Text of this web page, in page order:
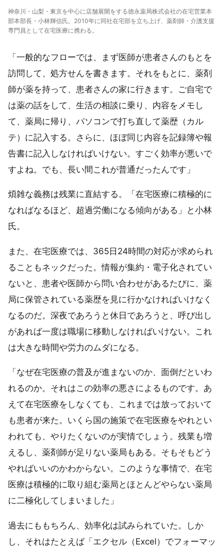
神奈川・山梨・東京を中心に店舗展開をする徳永薬局株式会社の在宅営業本
部本部長・小林輝信氏。2010年に同社在宅部を立ち上げ、薬剤師・介護支援
専門員として在宅医療に携わる。
「一般的なフローでは、まず医師が患者さんのもとを
訪問して、処方せんを書きます。それをもとに、薬剤
師が薬を持って、患者さんの家に行きます。ご自宅で
は薬の話をして、生活の相談に乗り、内容をメモし
て、薬局に帰り、パソコンで打ち直して薬歴（カル
テ）に記入する。さらに、ほぼ同じ内容を記録簿や報
告書に記入しなければいけない。すごく効率が悪いで
すよね。でも、長い間これが普通だったんです」
煩雑な義務は残業に直結する。「在宅医療に積極的に
なればなるほど、超過労働になる傾向がある」と小林
氏。
また、在宅医療では、365日24時間の対応が求められ
ることもネックだった。情報が集約・電子化されてい
ないと、患者や医師から問い合わせがあるたびに、薬
局に保管されている薬歴を見に行かなければいけなく
なるのだ。深夜であろうと休日であろうと、呼び出し
があれば一度は職場に移動しなければいけない。これ
は大きな時間や労力のムダになる。
「なぜ在宅医療の普及が進まないのか、面倒だといわ
れるのか。それはこの効率の悪さによるものです。あ
えて在宅医療をしなくても、これまでは放っておいて
も患者が来た。いくら国の施策で在宅医療をやれとい
われても、やりたくないのが実情でしょう。残業も増
えるし、薬剤師が足りない薬局もある。そもそもどう
やればいいのかわからない。このような事情で、在宅
医療は積極的に取り組む薬局とほとんどやらない薬局
に二極化してしまいました」
過去にももちろん、効率化は試みられていた。しか
し、それはたとえば「エクセル（Excel）でフォーマッ